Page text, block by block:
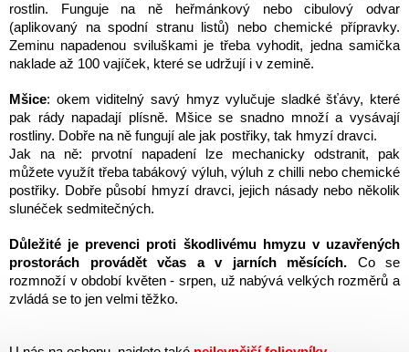
rostlin. Funguje na ně heřmánkový nebo cibulový odvar
(aplikovaný na spodní stranu listů) nebo chemické přípravky.
Zeminu napadenou sviluškami je třeba vyhodit, jedna samička
naklade až 100 vajíček, které se udržují i v zemině.
Mšice: okem viditelný savý hmyz vylučuje sladké šťávy, které
pak rády napadají plísně. Mšice se snadno množí a vysávají
rostliny. Dobře na ně fungují ale jak postřiky, tak hmyzí dravci.
Jak na ně: prvotní napadení lze mechanicky odstranit, pak
můžete využít třeba tabákový výluh, výluh z chilli nebo chemické
postřiky. Dobře působí hmyzí dravci, jejich násady nebo několik
slunéček sedmitečných.
Důležité je prevenci proti škodlivému hmyzu v uzavřených
prostorách provádět včas a v jarních měsících. Co se
rozmnoží v období květen - srpen, už nabývá velkých rozměrů a
zvládá se to jen velmi těžko.